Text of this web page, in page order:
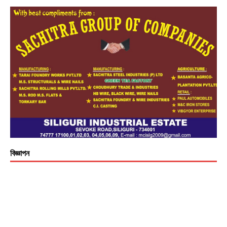
বিজ্ঞাপন